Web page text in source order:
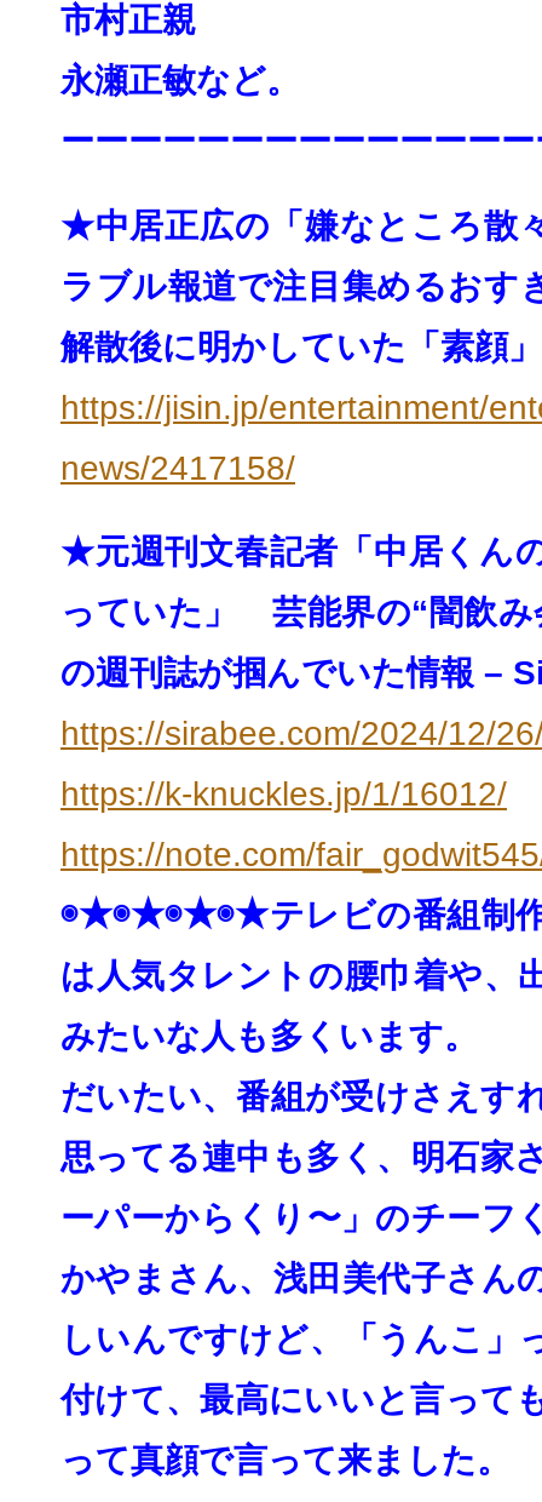
市村正親
永瀬正敏など。
ーーーーーーーーーーーーー
★中居正広の「嫌なところ散
ラブル報道で注目集めるおす
解散後に明かしていた「素顔
https://jisin.jp/entertainment/
news/2417158/
★元週刊文春記者「中居くん
っていた」 芸能界の“闇飲み
の週刊誌が掴んでいた情報 –
https://sirabee.com/2024/12/
https://k-knuckles.jp/1/16012/
https://note.com/
◉★◉★◉★◉★テレビの番組制
は人気タレントの腰巾着や、
みたいな人も多くいます。
だいたい、番組が受けさえす
思ってる連中も多く、 明石家
ーパーからくり〜」のチーフ
かやまさん、 浅田美代子さん
しいんですけど、「うんこ」
付けて、最高にいいと言って
って真顔で言って来ました。